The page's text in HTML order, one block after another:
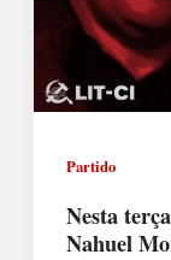
Partido
Nesta
Nahuel